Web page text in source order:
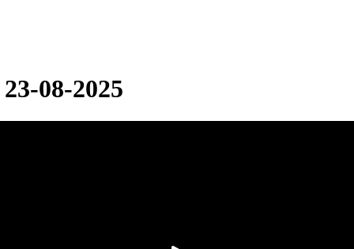
08-2025